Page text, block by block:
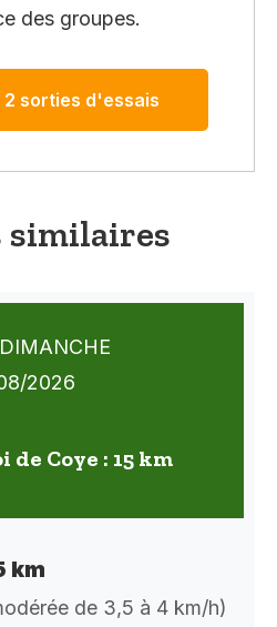
des groupes.
sorties d'essais
similaires
DIMANCHE
2026
de Coye : 15 km
km
de 3,5 à 4 km/h)